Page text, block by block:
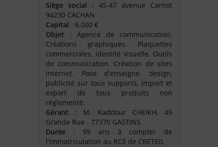
Siège social : 45-47 avenue Carnot
94230 CACHAN
Capital : 8.000 €
Objet : Agence de communication.
Créations graphiques. Plaquettes
commerciales. Identité visuelle. Outils
de communication. Création de sites
internet. Pose d'enseigne, design,
publicité sur tous supports, import et
export de tous produits non
réglementé.
Gérant : M. Kaddour CHEIKH, 49
Grande Rue - 77370 GASTINS
Durée : 99 ans à compter de
l'immatriculation au RCS de CRETEIL